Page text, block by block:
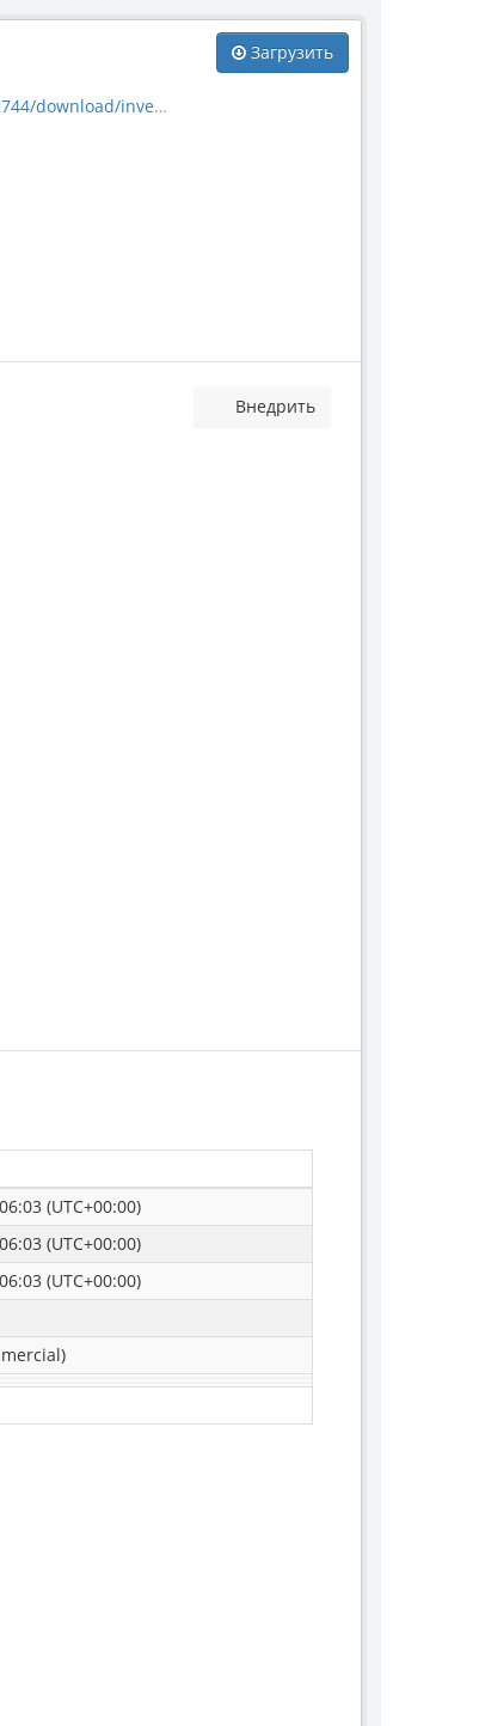
Загрузить
Внедрить
(UTC+00:00)
(UTC+00:00)
(UTC+00:00)